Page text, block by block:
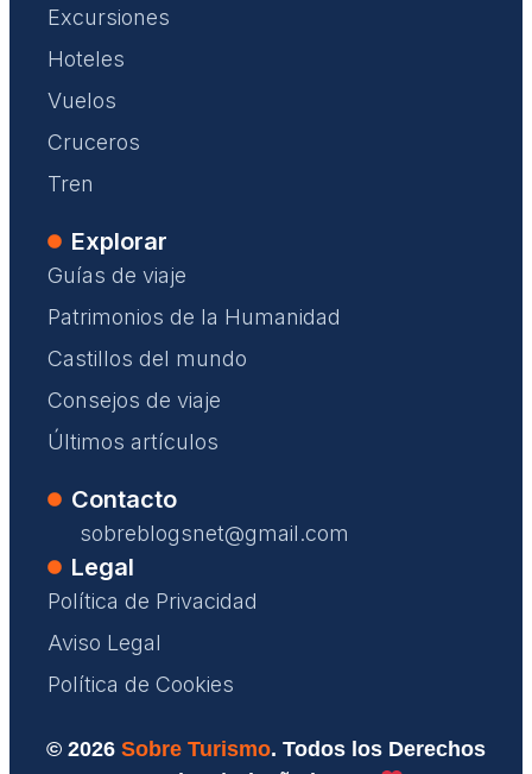
Excursiones
Hoteles
Vuelos
Cruceros
Tren
Explorar
Guías de viaje
Patrimonios de la Humanidad
Castillos del mundo
Consejos de viaje
Últimos artículos
Contacto
sobreblogsnet@gmail.com
Legal
Política de Privacidad
Aviso Legal
Política de Cookies
© 2026 Sobre Turismo. Todos los Derechos